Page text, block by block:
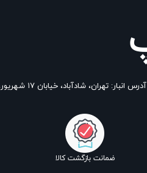
آدرس انبار: تهران، شادآباد، خیابان ١٧ شهریور، بین شهدای اسلامی و بسیج مستضعفین، پلاک 344
ضمانت بازگشت کالا